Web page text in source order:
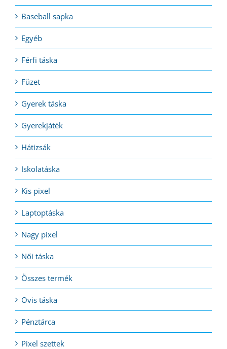
Baseball sapka
Egyéb
Férfi táska
Füzet
Gyerek táska
Gyerekjáték
Hátizsák
Iskolatáska
Kis pixel
Laptoptáska
Nagy pixel
Női táska
Összes termék
Ovis táska
Pénztárca
Pixel szettek